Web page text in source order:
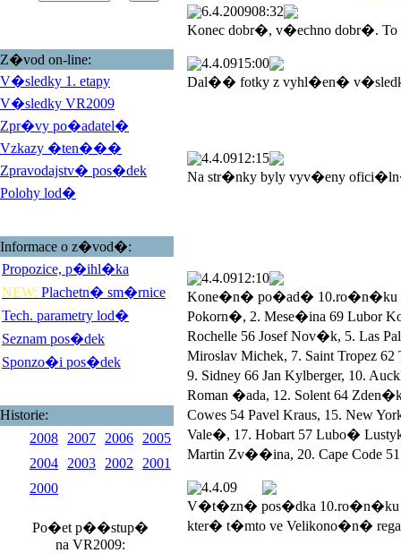
Z�vod on-line:
V�sledky 1. etapy
V�sledky VR2009
Zpr�vy po�adatel�
Vzkazy �ten���
Zpravodajstv� pos�dek
Polohy lod�
Informace o z�vod�:
Propozice, p�ihl�ka
NEW: Plachetn� sm�rnice
Tech. parametry lod�
Seznam pos�dek
Sponzo�i pos�dek
Historie:
2008
2007 2006
2005
2004
2003 2002
2001
2000
Po�et p��stup�
na VR2009:
6.4.200908:32
Konec dobr�, v�echno dobr�.
4.4.0915:00
Dal�� fotky z vyhl�en�
4.4.0912:15
Na str�nky byly vyv�eny
4.4.0912:10
Kone�n� po�ad� 10.ro�n�ku
Pokorn�, 2. Mese�ina 69 Lubor
Rochelle 56 Josef Nov�k, 5. Las
Miroslav Michek, 7. Saint Tropez
9. Sidney 66 Jan Kylberger, 10.
Roman �ada, 12. Solent 64
Cowes 54 Pavel Kraus, 15. New
Vale�, 17. Hobart 57 Lubo�
Martin Zv��ina, 20. Cape Code 51
4.4.09
V�t�zn� pos�dka 10.ro�n�ku
kter� t�mto ve Velikono�n�